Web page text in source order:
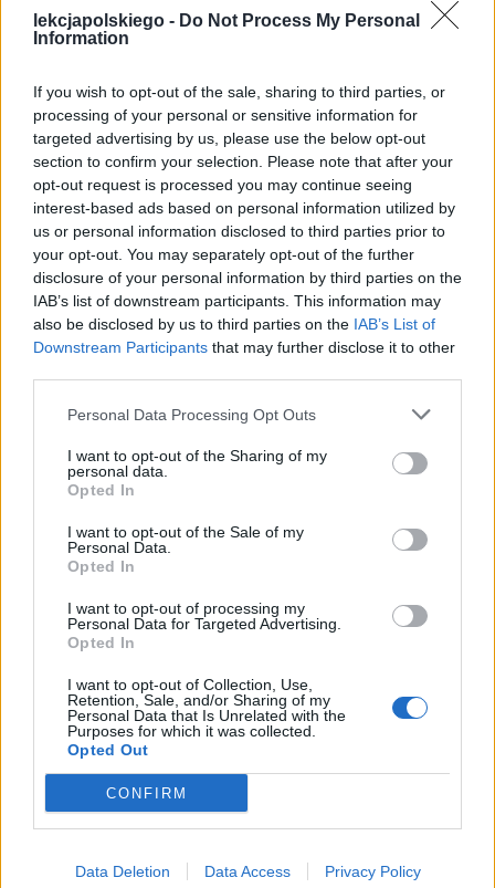
lekcjapolskiego - Do Not Process My Personal
Information
If you wish to opt-out of the sale, sharing to third parties, or
processing of your personal or sensitive information for
targeted advertising by us, please use the below opt-out
section to confirm your selection. Please note that after your
opt-out request is processed you may continue seeing
interest-based ads based on personal information utilized by
us or personal information disclosed to third parties prior to
your opt-out. You may separately opt-out of the further
disclosure of your personal information by third parties on the
IAB’s list of downstream participants. This information may
also be disclosed by us to third parties on the IAB’s List of
Downstream Participants that may further disclose it to other
Personal Data Processing Opt Outs
I want to opt-out of the Sharing of my
personal data.
Opted In
I want to opt-out of the Sale of my
Personal Data.
Opted In
I want to opt-out of processing my
Personal Data for Targeted Advertising.
Opted In
I want to opt-out of Collection, Use,
Retention, Sale, and/or Sharing of my
Personal Data that Is Unrelated with the
Purposes for which it was collected.
Opted Out
CONFIRM
Data Deletion Data Access Privacy Policy
przeniósł się wraz z nią do nowej
miejscowości, jednak nic to nie
zmieniło.Emma była bowiem
nieszczęśliwa nie z powodu miejsca
zamieszkania, lecz z powodu
niezgodności pomiędzy prawdziwym
życiem a tym, które sobie wymarzyła.
Uważam więc, że gdziekolwiek
mieszkałaby pani Bovary, nie zaznałaby
szczęścia, ponieważ wciąż miałaby w
sobie wiele kompleksów i małostkowej
zawiści, które nie pozwalałyby jej
odnaleźć spokoju i szczęścia.